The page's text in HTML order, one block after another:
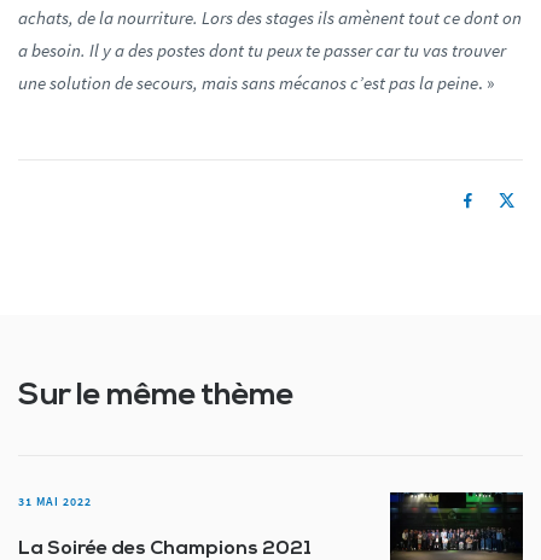
achats, de la nourriture. Lors des stages ils amènent tout ce dont on
a besoin. Il y a des postes dont tu peux te passer car tu vas trouver
une solution de secours, mais sans mécanos c’est pas la peine. »
Sur le même thème
31 MAI 2022
La Soirée des Champions 2021